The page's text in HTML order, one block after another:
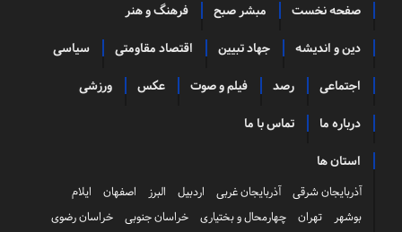
صفحه نخست مبشر صبح فرهنگ و هنر
دین و اندیشه جهاد تبیین اقتصاد مقاومتی سیاسی
اجتماعی رصد فیلم و صوت عکس ورزشی
درباره ما تماس با ما
استان ها
آذربایجان شرقی آذربایجان غربی اردبیل البرز اصفهان
ایلام
بوشهر
تهران چهارمحال و بختیاری خراسان جنوبی
خراسان رضوی